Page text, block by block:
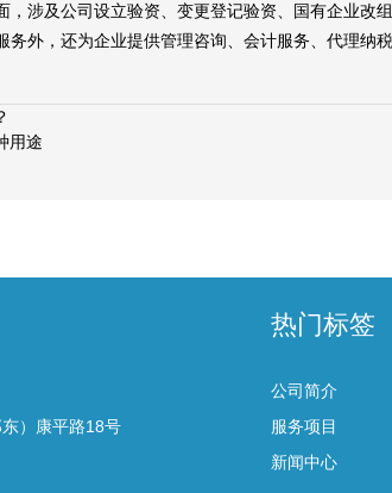
，涉及公司设立验资、变更登记验资、国有企业改
外，还为企业提供管理咨询、会计服务、代理纳税
用途
）康平路18号
热门标签
公司简介
服务项目
新闻中心